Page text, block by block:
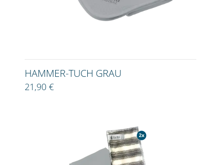
HAMMER-TUCH GRAU
21,90 €